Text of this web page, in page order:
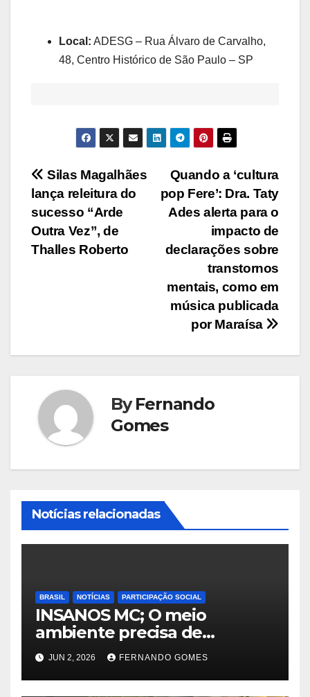
Local: ADESG – Rua Álvaro de Carvalho,
48, Centro Histórico de São Paulo – SP
Navegação
de
Post
Quando a ‘cultura
pop Fere’: Dra. Taty
Ades alerta para o
impacto de
declarações sobre
transtornos
mentais, como em
música publicada
por Maraísa
Silas Magalhães
lança releitura do
sucesso “Arde
Outra Vez”, de
Thalles Roberto
ByFernando
Gomes
Notícias relacionadas
BRASIL NOTÍCIAS PARTICIPAÇÃO SOCIAL
INSANOS MC; O meio
ambiente precisa de
atitude… e a irmandade vai
fazer a parte dela.
JUN 2, 2026 FERNANDO GOMES